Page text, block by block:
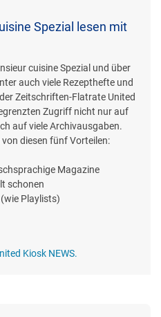
Spezial lesen mit
cuisine Spezial und über
auch viele Rezepthefte und
Zeitschriften-Flatrate United
Zugriff nicht nur auf
auf viele Archivausgaben.
diesen fünf Vorteilen:
Magazine
schonen
Playlists)
Kiosk NEWS.